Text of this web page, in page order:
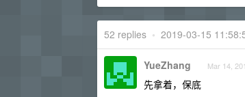
52 replies • 2019-03-15
YueZhang Mar 14,
先拿着，保底